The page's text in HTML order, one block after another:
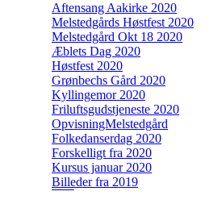
Aftensang Aakirke 2020
Melstedgårds Høstfest 2020
Melstedgård Okt 18 2020
Æblets Dag 2020
Høstfest 2020
Grønbechs Gård 2020
Kyllingemor 2020
Friluftsgudstjeneste 2020
OpvisningMelstedgård
Folkedanserdag 2020
Forskelligt fra 2020
Kursus januar 2020
Billeder fra 2019